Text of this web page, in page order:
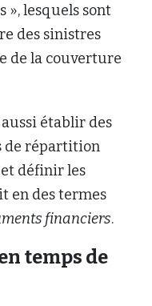
», lesquels sont
des sinistres
de la couverture
établir des
de répartition
définir les
en des termes
financiers.
temps de